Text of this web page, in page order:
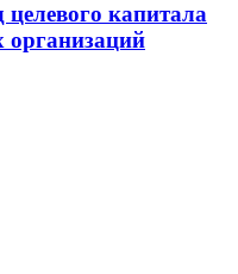
капитала
организаций